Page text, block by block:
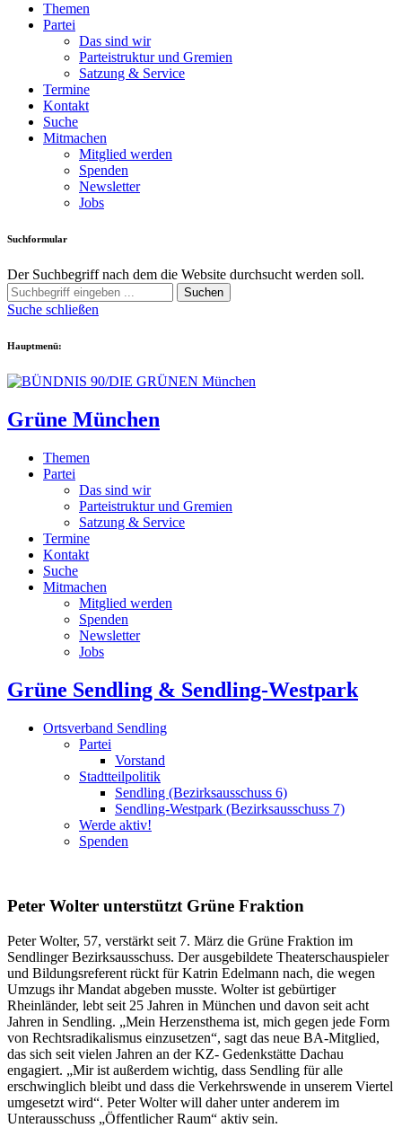
Themen
Partei
Das sind wir
Parteistruktur und Gremien
Satzung & Service
Termine
Kontakt
Suche
Mitmachen
Mitglied werden
Spenden
Newsletter
Jobs
Suchformular
Der Suchbegriff nach dem die Website durchsucht werden soll.
Suchen
Suche schließen
Hauptmenü:
Grüne München
Themen
Partei
Das sind wir
Parteistruktur und Gremien
Satzung & Service
Termine
Kontakt
Suche
Mitmachen
Mitglied werden
Spenden
Newsletter
Jobs
Grüne Sendling & Sendling-Westpark
Ortsverband Sendling
Partei
Vorstand
Stadtteilpolitik
Sendling (Bezirksausschuss 6)
Sendling-Westpark (Bezirksausschuss 7)
Werde aktiv!
Spenden
Peter Wolter unterstützt Grüne Fraktion
Peter Wolter, 57, verstärkt seit 7. März die Grüne Fraktion im
Sendlinger Bezirksausschuss. Der ausgebildete Theaterschauspieler
und Bildungsreferent rückt für Katrin Edelmann nach, die wegen
Umzugs ihr Mandat abgeben musste. Wolter ist gebürtiger
Rheinländer, lebt seit 25 Jahren in München und davon seit acht
Jahren in Sendling. „Mein Herzensthema ist, mich gegen jede Form
von Rechtsradikalismus einzusetzen“, sagt das neue BA-Mitglied,
das sich seit vielen Jahren an der KZ- Gedenkstätte Dachau
engagiert. „Mir ist außerdem wichtig, dass Sendling für alle
erschwinglich bleibt und dass die Verkehrswende in unserem Viertel
umgesetzt wird“. Peter Wolter will daher unter anderem im
Unterausschuss „Öffentlicher Raum“ aktiv sein.